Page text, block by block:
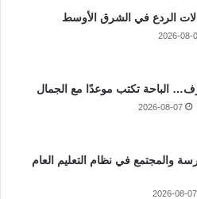
الردع في الشرق الأوسط
2026-08-
الباحة تكتب موعدًا مع الجمال
2026-08-07
والمجتمع في نظام التعليم العام
2026-08-07